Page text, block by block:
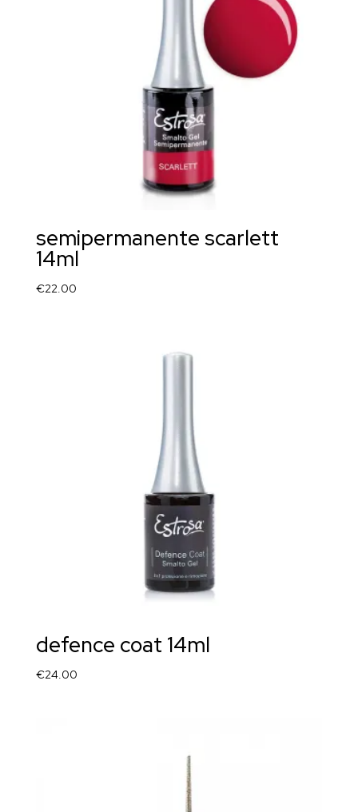
semipermanente scarlett
14ml
€22.00
defence coat 14ml
€24.00